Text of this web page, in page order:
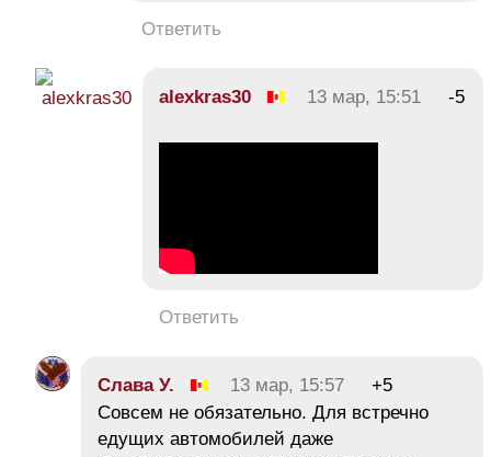
Ответить
alexkras30 13 мар, 15:51 -5
Ответить
Cлaва У. 13 мар, 15:57
+5
Совсем не обязательно. Для встречно
едущих автомобилей даже